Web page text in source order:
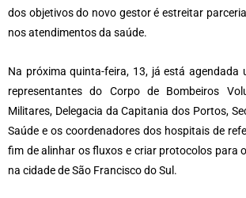
dos objetivos do novo gestor é estreitar
nos atendimentos da saúde.
Na próxima quinta-feira, 13, já está agendada
representantes do Corpo de Bombeiros
Militares, Delegacia da Capitania dos Portos,
Saúde e os coordenadores dos hospitais de
fim de alinhar os fluxos e criar protocolos para
na cidade de São Francisco do Sul.